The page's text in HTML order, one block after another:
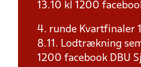
13.10 kl 1200
4. runde Kvartfinaler
8.11. Lodtrækning
1200 facebook DBU